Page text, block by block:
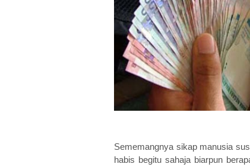
Sememangnya sikap manusia
habis begitu sahaja biarpun